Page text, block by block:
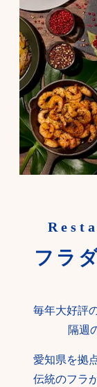
フラ
毎年大好評
隔週
愛知県を拠
伝統のフラ